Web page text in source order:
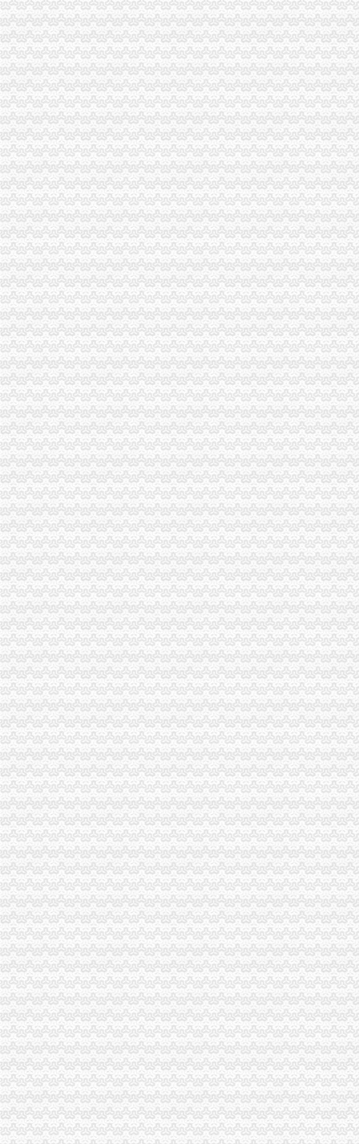
重庆市国民经济和社会发展第十三个五年规划纲要--1--重庆新闻网
中国邮政储蓄银行股份有限公司重庆渝中区大溪沟营业所_【信用信息_
重庆市国民经济和社会发展第十三个五年规划纲要
重庆桥俊机械设备有限公司-城市吧街景地图
屌丝美食-搜房博客
安吉县-搜百科
重庆市国民经济和社会发展第十三个五年规划纲要
重庆市国民经济和社会发展第十三个五年规划纲要
重庆市渝中区人民-信息公开
广州市越秀区人民办公室关于印发越秀区楼宇经济发展规划（2013
大坪注册外贸公司
增城贸易公司注册】价格,厂家,图片,公司注册、年检、变更,广
重庆渝中大坪外贸内审员培训,重庆渝中大坪ISO9001内审员培训,重
个人注册外贸公司,个人注册公司,外贸公司注册_志趣网
重庆甘达商贸有限责任公司|重庆甘达商贸有限责任公司网站
太原注册外贸公司,商务服务-久久信息网
上海外贸公司注册费用与注册流程-法律快车公司法
从省外贸公司到柳沟大坪怎么坐公交车,快需要多久？-公交查询
广州大坪小碰贸易有限公司_【信用信息_诉讼信息_财务信息_注册信息
【代理注册外贸公司,外贸公司代理,进出口贸易代理注册】价格
重庆优力童外贸童装配送中心|重庆优力童外贸童装配送中心网站
渝中区注册外贸公司流程
重庆机电控股（集团）公司2009年度第一期短期融资券募集说明书-
宝盈核心优势：更新招募说明书-匡瞿的空间-搜狐博客
注册危险品公司场地租赁注册外贸公司流程_志趣网
电脑工程师黄页、电脑工程师公司名录、电脑工程师供应商、电脑工程
锅包装盒厂家_锅包装盒厂家/公司-阿里巴巴公司黄页
中国嘉陵（）2006年年度报告_证券之星
【外贸公司注册流程尖草坪区公司注册太原亿佳鑫公司（查看）】价
外资加速入渝助推重庆经济快跑-房产新闻-重庆搜狐焦点网
制作高档名片名录_2017制作高档名片企业黄页大全_商务联盟网
门店管理系统名录_2017门店管理系统企业黄页大全_商务联盟网
渝中区注册外贸公司
真皮皮鞋名录_2017真皮皮鞋企业黄页大全_商务联盟网
重庆软岛科技股份有限公司工商信息_电话_地址_信用信息_财务信息-
重庆时尚购物-重庆渝中区百川百货外贸服装店铺-百川百货外贸服装店
【国理政新实践·重庆篇】权威发布|助推自贸区建设,重庆主城各区
第17页重庆陆运公司重庆陆运运输公司黄页重庆陆运企业查询-锦程物
【重庆向科电器有限公司新招聘信息】_聘网
重庆港九股吧新消息-重庆港九新消息-新消息
【重庆海兆科技有限公司招聘】-百才招聘网（免费的招聘网站baicai.
寻访外贸企业的春天-前瞻财经-E都市
重庆时尚购物-重庆渝中区百川百货外贸服装-百川百货外贸服装招商连
注册外贸公司
厦门注册外贸公司进出口申请-厦门58同城
自贸区现在可以注册么在保税区注册外贸公司享受自贸区待遇么A_其
合肥退税代账合肥注册外贸公司
青岛代理注册、青岛代理注册公司、青岛代理工商注册、青岛代理注
生活小百科：注册外贸公司的疑问
大连注册外贸公司--关于对外贸易和国际货运代理企业登记QQ
北京外贸公司注册_注册1000万公司-北京便民网
德注册进出口贸易公司（外贸公司）代办,德工商注册代办【今日
新注册外贸公司出口退税时间有多久？
Re：注册外贸公司,希望与各位交流-饮水思源